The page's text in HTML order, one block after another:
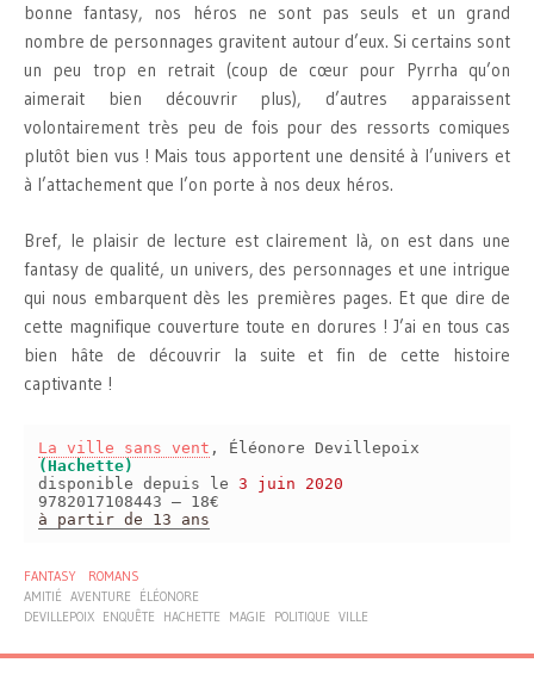
bonne fantasy, nos héros ne sont pas seuls et un grand
nombre de personnages gravitent autour d’eux. Si certains sont
un peu trop en retrait (coup de cœur pour Pyrrha qu’on
aimerait bien découvrir plus), d’autres apparaissent
volontairement très peu de fois pour des ressorts comiques
plutôt bien vus ! Mais tous apportent une densité à l’univers et
à l’attachement que l’on porte à nos deux héros.
Bref, le plaisir de lecture est clairement là, on est dans une
fantasy de qualité, un univers, des personnages et une intrigue
qui nous embarquent dès les premières pages. Et que dire de
cette magnifique couverture toute en dorures ! J’ai en tous cas
bien hâte de découvrir la suite et fin de cette histoire
captivante !
La ville sans vent , Éléonore Devillepoix
(Hachette)
disponible depuis le 3 juin 2020
9782017108443 – 18€
à partir de 13 ans
FANTASY
ROMANS
AMITIÉ AVENTURE
ÉLÉONORE
DEVILLEPOIX ENQUÊTE HACHETTE MAGIE POLITIQUE VILLE